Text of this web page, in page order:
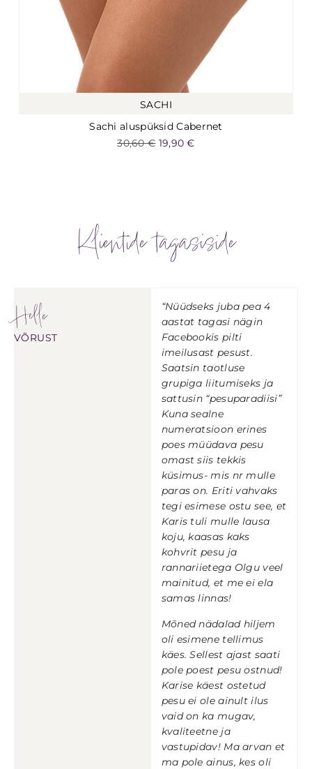
SACHI
Sachi aluspüksid Cabernet
30,60€ 19,90€
Klientide tagasiside
Helle
VÕRUST
“Nüüdseks juba pea 4
aastat tagasi nägin
Facebookis pilti
imeilusast pesust.
Saatsin taotluse
grupiga liitumiseks ja
sattusin “pesuparadiisi”
Kuna sealne
numeratsioon erines
poes müüdava pesu
omast siis tekkis
küsimus- mis nr mulle
paras on. Eriti vahvaks
tegi esimese ostu see, et
Karis tuli mulle lausa
koju, kaasas kaks
kohvrit pesu ja
rannariietega Olgu veel
mainitud, et me ei ela
samas linnas!
Mõned nädalad hiljem
oli esimene tellimus
käes. Sellest ajast saati
pole poest pesu ostnud!
Karise käest ostetud
pesu ei ole ainult ilus
vaid on ka mugav,
kvaliteetne ja
vastupidav! Ma arvan et
ma pole ainus, kes oli